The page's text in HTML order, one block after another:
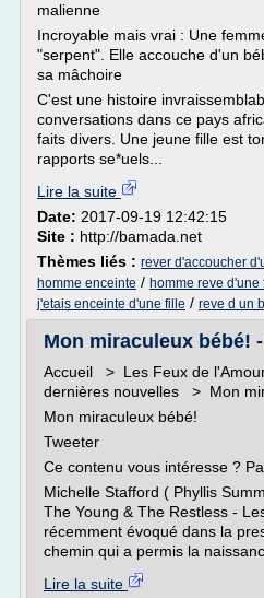
malienne
Incroyable mais vrai : Une
"serpent". Elle accouche d'un
sa mâchoire
C'est une histoire
conversations dans ce pays
faits divers. Une jeune fille est
rapports se*uels...
Lire la suite
Date: 2017-09-19 12:42:15
Site : http://bamada.net
Thèmes liés : rever d'accoucher
homme enceinte / homme reve
j'etais enceinte d'une fille / reve d un
Mon miraculeux bébé!
Accueil > Les Feux de
dernières nouvelles > Mon
Mon miraculeux bébé!
Tweeter
Ce contenu vous intéresse ?
Michelle Stafford ( Phyllis
The Young & The Restless -
récemment évoqué dans la
chemin qui a permis la
Lire la suite